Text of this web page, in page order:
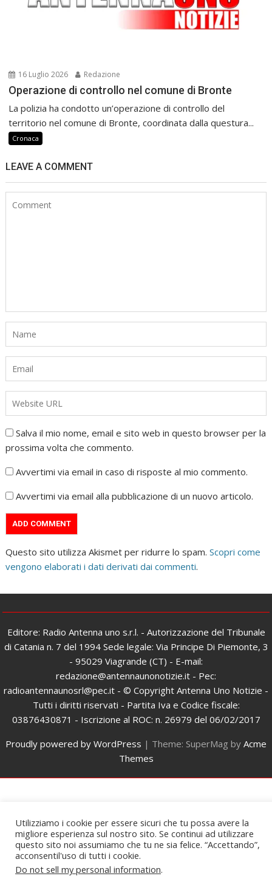
16 Luglio 2026 Redazione
Operazione di controllo nel comune di Bronte
La polizia ha condotto un’operazione di controllo del
territorio nel comune di Bronte, coordinata dalla questura...
Cronaca
LEAVE A COMMENT
Salva il mio nome, email e sito web in questo browser per la
prossima volta che commento.
Avvertimi via email in caso di risposte al mio commento.
Avvertimi via email alla pubblicazione di un nuovo articolo.
Questo sito utilizza Akismet per ridurre lo spam.Scopri come
vengono elaborati i dati derivati dai commenti.
Editore: Radio Antenna uno s.r.l. - Autorizzazione del Tribunale
di Catania n. 7 del 1994 Sede legale: Via Principe Di Piemonte, 3
- 95029 Viagrande (CT) - E-mail:
redazione@antennaunonotizie.it - Pec:
radioantennaunosrl@pec.it - © Copyright Antenna Uno Notizie -
Tutti i diritti riservati - Partita Iva e Codice fiscale:
03876430871 - Iscrizione al ROC: n. 26979 del 06/02/2017
Proudly powered by WordPress | Theme: SuperMag by Acme
Themes
Utilizziamo i cookie per essere sicuri che tu possa avere la
migliore esperienza sul nostro sito. Se continui ad utilizzare
questo sito noi assumiamo che tu ne sia felice. “Accettando”,
acconsentil'uso di tutti i cookie.
Do not sell my personal information.